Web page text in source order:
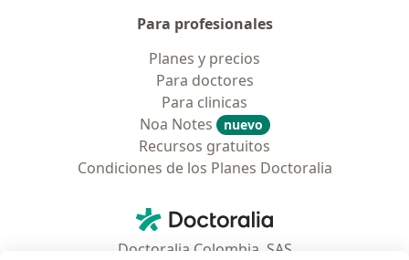
Para profesionales
Planes y precios
Para doctores
Para clinicas
Noa Notes
nuevo
Recursos gratuitos
Condiciones de los Planes Doctoralia
Doctoralia - Página de inicio
Doctoralia Colombia, SAS